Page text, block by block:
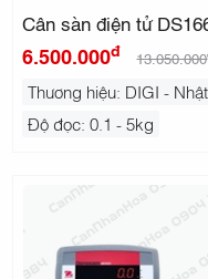
Cân sàn điện tử
6.500.000đ 13.050.000
Thương hiệu: DIGI -
Độ đọc: 0.1 - 5kg